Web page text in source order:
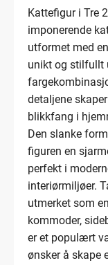
Kattefigur i Tre
imponerende
utformet med
unikt og stilfullt
detaljene
blikkfang i
Den slanke
figuren en
perfekt i
interiørmiljøer.
utmerket som
kommoder,
er et populært
ønsker å skape